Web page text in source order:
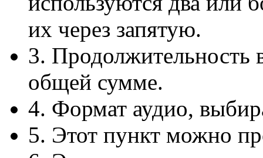
их через запятую.
3. Продолжительность
общей сумме.
4. Формат аудио,
5. Этот пункт можно